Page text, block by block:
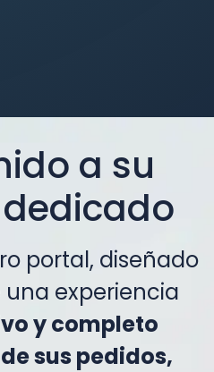
a su
portal, diseñado
experiencia
y completo
sus pedidos,